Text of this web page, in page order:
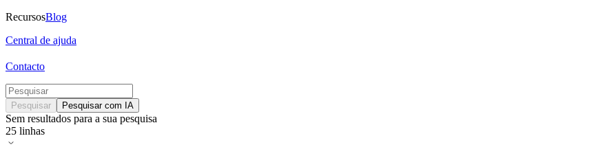
RecursosBlog
Central de ajuda
Contacto
Pesquisar Pesquisar com IA
Sem resultados para a sua pesquisa
25 linhas